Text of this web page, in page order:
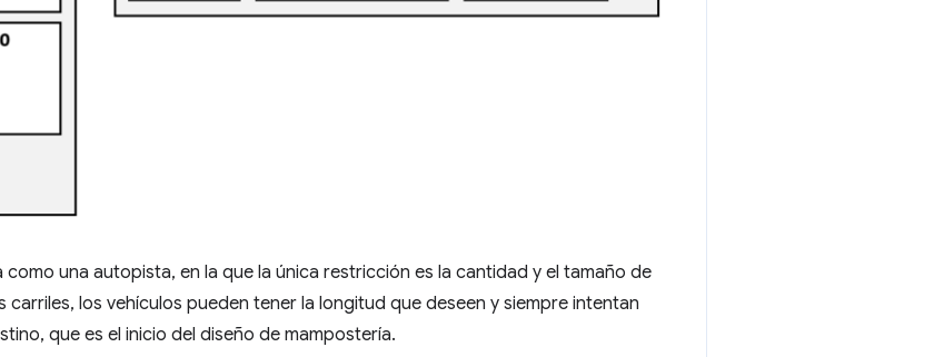
como una autopista, en la que la única restricción es la cantidad y el tamaño de
los vehículos pueden tener la longitud que deseen y siempre intentan
que es el inicio del diseño de mampostería.